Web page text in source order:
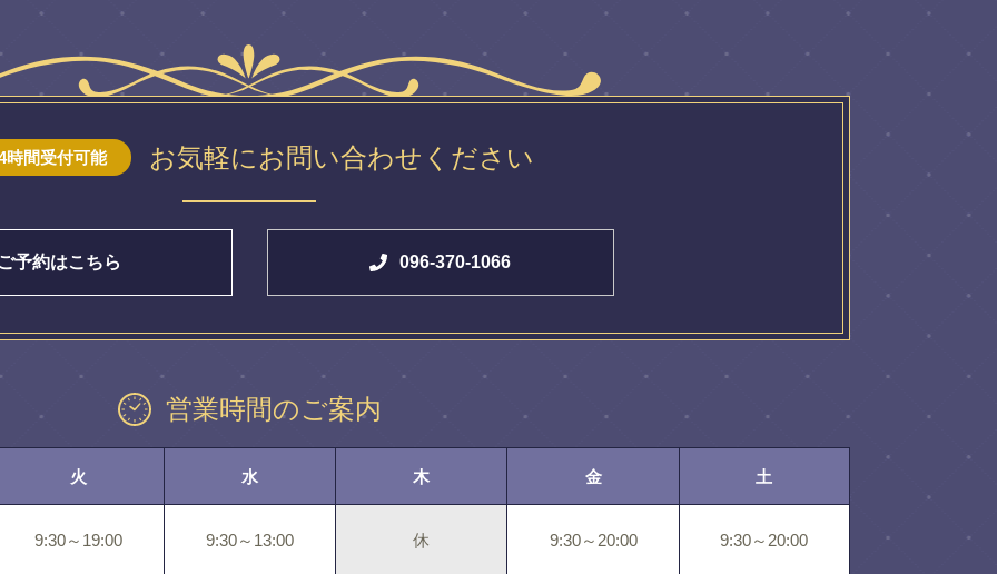
時間受付可能 お気軽にお問い合わせください
予約はこちら 096-370-1066
営業時間のご案内
火
9:30～19:00
水
9:30～13:00
木
休
金
9:30～20:00
土
9:30～20:00